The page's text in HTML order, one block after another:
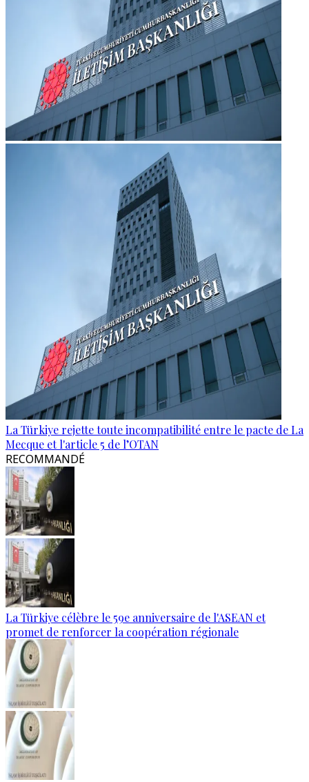
La Türkiye rejette toute incompatibilité entre le pacte de La
Mecque et l'article 5 de l’OTAN
RECOMMANDÉ
La Türkiye célèbre le 59e anniversaire de l'ASEAN et
promet de renforcer la coopération régionale